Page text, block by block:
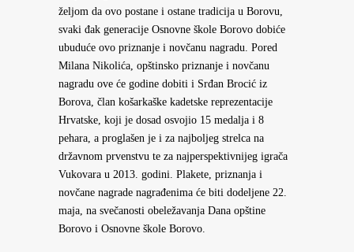
željom da ovo postane i ostane tradicija u Borovu,
svaki đak generacije Osnovne škole Borovo dobiće
ubuduće ovo priznanje i novčanu nagradu. Pored
Milana Nikolića, opštinsko priznanje i novčanu
nagradu ove će godine dobiti i Srđan Brocić iz
Borova, član košarkaške kadetske reprezentacije
Hrvatske, koji je dosad osvojio 15 medalja i 8
pehara, a proglašen je i za najboljeg strelca na
državnom prvenstvu te za najperspektivnijeg igrača
Vukovara u 2013. godini. Plakete, priznanja i
novčane nagrade nagrađenima će biti dodeljene 22.
maja, na svečanosti obeležavanja Dana opštine
Borovo i Osnovne škole Borovo.